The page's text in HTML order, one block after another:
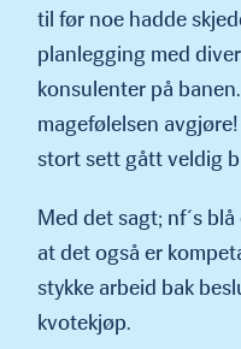
til før noe hadde
planlegging med
konsulenter på
magefølelsen
stort sett gått veldig
Med det sagt; nf´s
at det også er
stykke arbeid bak
kvotekjøp.